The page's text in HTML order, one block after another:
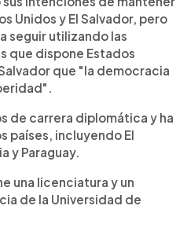
Unidos y El Salvador, pero
seguir utilizando las
que dispone Estados
que "la democracia
de carrera diplomática y ha
países, incluyendo El
y Paraguay.
una licenciatura y un
de la Universidad de